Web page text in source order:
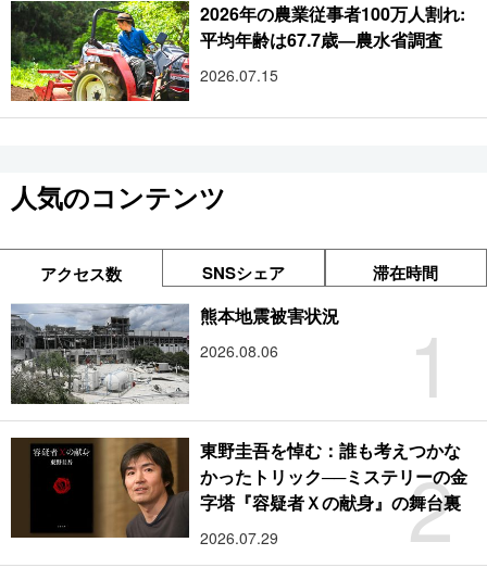
2026年の農業従事者100万人割れ:
平均年齢は67.7歳―農水省調査
2026.07.15
人気のコンテンツ
アクセス数 SNSシェア 滞在時間
1
熊本地震被害状況
2026.08.06
2
東野圭吾を悼む：誰も考えつかな
かったトリック──ミステリーの金
字塔『容疑者Ｘの献身』の舞台裏
2026.07.29